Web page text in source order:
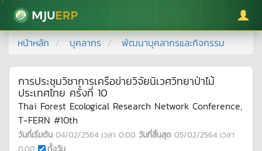
มหาวิทยาลัยแม่โจ้
หน้าหลัก บุคลากร พัฒนาบุคลากรและกิจกรรม
การประชุมวิชาการเครือข่ายวิจัยนิเวศวิทยาป่าไม้
ประเทศไทย ครั้งที่ 10
Thai Forest Ecological Research Network Conference,
T-FERN #10th
วันที่เริ่มต้น 04/02/2564 เวลา 0:00 วันที่สิ้นสุด 05/02/2564 เวลา
0:00
ทั้งวัน